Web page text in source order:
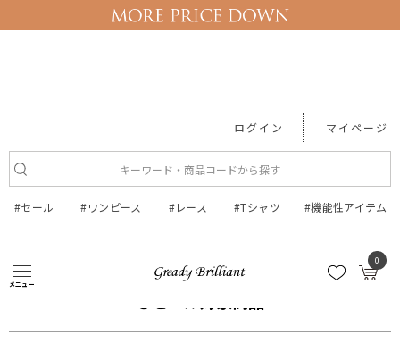
メニュー
0
ログイン マイページ
#セール #ワンピース #レース #Tシャツ #機能性アイテム